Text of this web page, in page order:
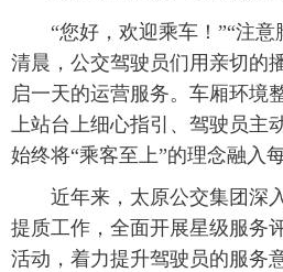
“您好，欢迎乘车！”“注意
清晨，公交驾驶员们用亲切的
启一天的运营服务。车厢环境
上站台上细心指引、驾驶员主
始终将“乘客至上”的理念融入
近年来，太原公交集团深
提质工作，全面开展星级服务
活动，着力提升驾驶员的服务